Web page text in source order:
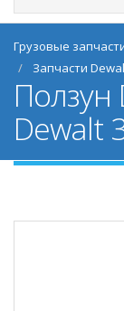
Грузовые
Запчасти
Ползун
Dewalt